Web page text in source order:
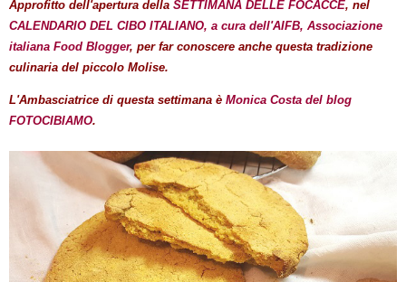
Approfitto dell'apertura della SETTIMANA DELLE FOCACCE, nel
CALENDARIO DEL CIBO ITALIANO, a cura dell'AIFB, Associazione
italiana Food Blogger, per far conoscere anche questa tradizione
culinaria del piccolo Molise.
L'Ambasciatrice di questa settimana è Monica Costa del blog
FOTOCIBIAMO.